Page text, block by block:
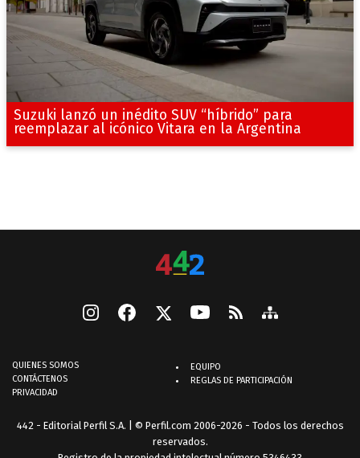
Suzuki lanzó un inédito SUV “híbrido” para
reemplazar al icónico Vitara en la Argentina
QUIENES SOMOS
CONTÁCTENOS
PRIVACIDAD
EQUIPO
REGLAS DE PARTICIPACIÓN
442 - Editorial Perfil S.A. | © Perfil.com 2006-2026 - Todos los derechos
reservados.